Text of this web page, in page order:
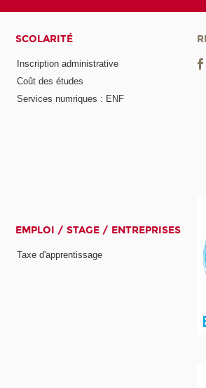
SCOLARITÉ
Inscription administrative
Coût des études
Services numriques : ENF
EMPLOI / STAGE / ENTREPRISES
Taxe d'apprentissage